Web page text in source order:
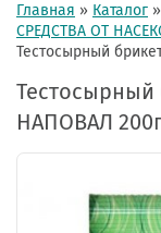
Главная » Каталог »
СРЕДСТВА ОТ
Тестосырный
Тестосырный
НАПОВАЛ